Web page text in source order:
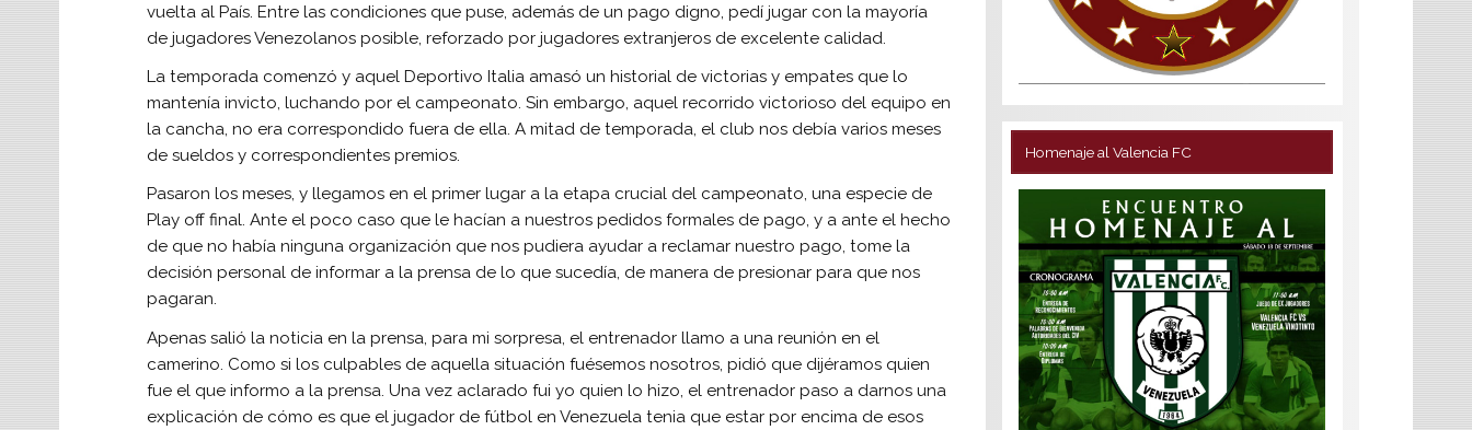
vuelta al País. Entre las condiciones que puse, además de un pago digno, pedí jugar con la mayoría
de jugadores Venezolanos posible, reforzado por jugadores extranjeros de excelente calidad.
La temporada comenzó y aquel Deportivo Italia amasó un historial de victorias y empates que lo
mantenía invicto, luchando por el campeonato. Sin embargo, aquel recorrido victorioso del equipo en
la cancha, no era correspondido fuera de ella. A mitad de temporada, el club nos debía varios meses
de sueldos y correspondientes premios.
Pasaron los meses, y llegamos en el primer lugar a la etapa crucial del campeonato, una especie de
Play off final. Ante el poco caso que le hacían a nuestros pedidos formales de pago, y a ante el hecho
de que no había ninguna organización que nos pudiera ayudar a reclamar nuestro pago, tome la
decisión personal de informar a la prensa de lo que sucedía, de manera de presionar para que nos
pagaran.
Apenas salió la noticia en la prensa, para mi sorpresa, el entrenador llamo a una reunión en el
camerino. Como si los culpables de aquella situación fuésemos nosotros, pidió que dijéramos quien
fue el que informo a la prensa. Una vez aclarado fui yo quien lo hizo, el entrenador paso a darnos una
explicación de cómo es que el jugador de fútbol en Venezuela tenia que estar por encima de esos
Homenaje al Valencia FC